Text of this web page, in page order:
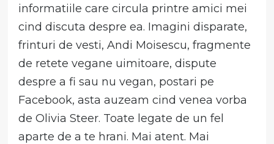
informatiile care circula printre amici mei
cind discuta despre ea. Imagini disparate,
frinturi de vesti, Andi Moisescu, fragmente
de retete vegane uimitoare, dispute
despre a fi sau nu vegan, postari pe
Facebook, asta auzeam cind venea vorba
de Olivia Steer. Toate legate de un fel
aparte de a te hrani. Mai atent. Mai